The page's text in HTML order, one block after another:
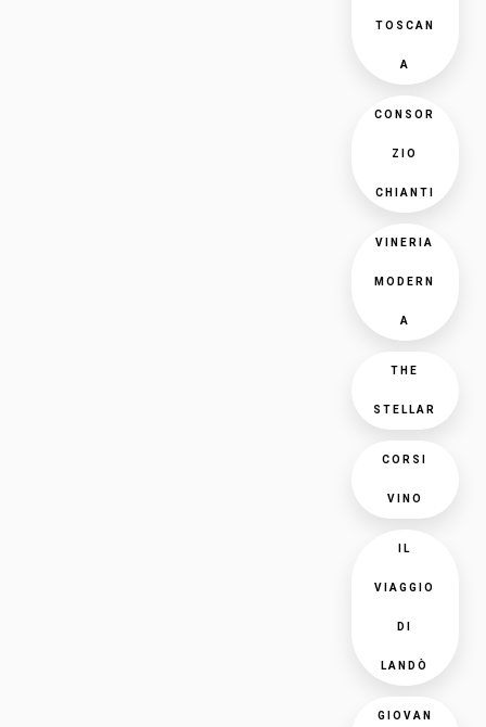
TOSCAN
A
CONSOR
ZIO
CHIANTI
VINERIA
MODERN
A
THE
STELLAR
CORSI
VINO
IL
VIAGGIO
DI
LANDÒ
GIOVAN